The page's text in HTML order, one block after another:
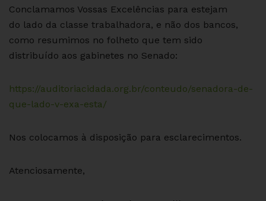
Conclamamos Vossas Excelências para estejam
do lado da classe trabalhadora, e não dos bancos,
como resumimos no folheto que tem sido
distribuído aos gabinetes no Senado:
https://auditoriacidada.org.br/conteudo/senadora-de-
que-lado-v-exa-esta/
Nos colocamos à disposição para esclarecimentos.
Atenciosamente,